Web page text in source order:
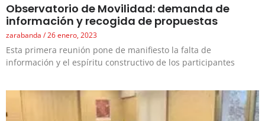
Observatorio de Movilidad: demanda de
información y recogida de propuestas
zarabanda 26 enero, 2023
Esta primera reunión pone de manifiesto la falta de
información y el espíritu constructivo de los participantes